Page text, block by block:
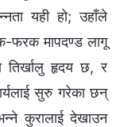
यही हो; उहाँले
फरक मापदण्ड लागू
तिर्खालु हृदय छ, र
सुरु गरेका छन्
कुरालाई देखाउन